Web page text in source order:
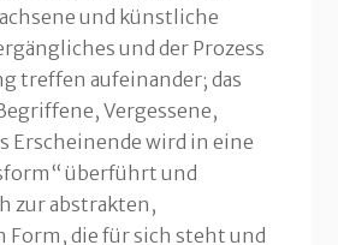
und künstliche
und der Prozess
treffen aufeinander; das
Vergessene,
Erscheinende wird in eine
überführt und
zur abstrakten,
Form, die für sich steht und